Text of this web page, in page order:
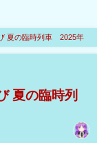
夏の臨時列車 2025年
夏の臨時列